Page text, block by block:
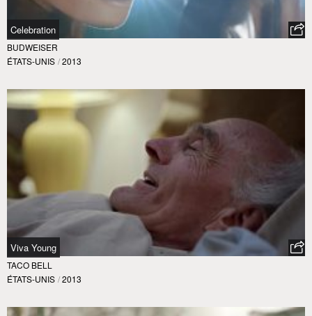
Celebration
BUDWEISER
ÉTATS-UNIS / 2013
Viva Young
TACO BELL
ÉTATS-UNIS / 2013